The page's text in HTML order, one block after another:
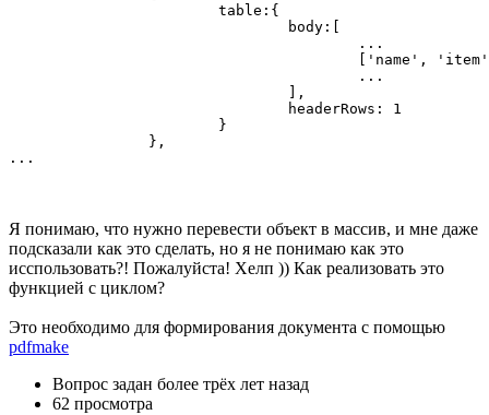
...
Я понимаю, что нужно перевести объект в массив, и мне даже
подсказали как это сделать, но я не понимаю как это
исспользовать?! Пожалуйста! Хелп )) Как реализовать это
функцией с циклом?
Это необходимо для формирования документа с помощью
pdfmake
Вопрос задан более трёх лет назад
62 просмотра